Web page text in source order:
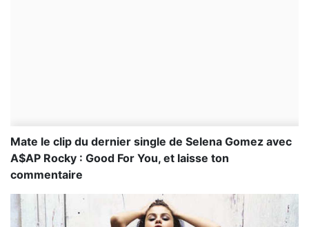
Mate le clip du dernier single de Selena Gomez avec
A$AP Rocky : Good For You, et laisse ton
commentaire